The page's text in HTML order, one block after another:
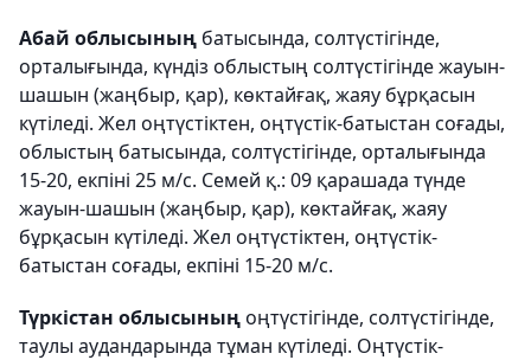
Абай облысының батысында, солтүстігінде,
орталығында, күндіз облыстың солтүстігінде жауын-
шашын (жаңбыр, қар), көктайғақ, жаяу бұрқасын
күтіледі. Жел оңтүстіктен, оңтүстік-батыстан соғады,
облыстың батысында, солтүстігінде, орталығында
15-20, екпіні 25 м/с. Семей қ.: 09 қарашада түнде
жауын-шашын (жаңбыр, қар), көктайғақ, жаяу
бұрқасын күтіледі. Жел оңтүстіктен, оңтүстік-
батыстан соғады, екпіні 15-20 м/с.
Түркістан облысыныңоңтүстігінде, солтүстігінде,
таулы аудандарында тұман күтіледі. Оңтүстік-